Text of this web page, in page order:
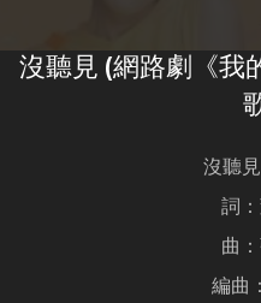
沒聽見 (網路劇《我
沒聽
詞
曲
編曲